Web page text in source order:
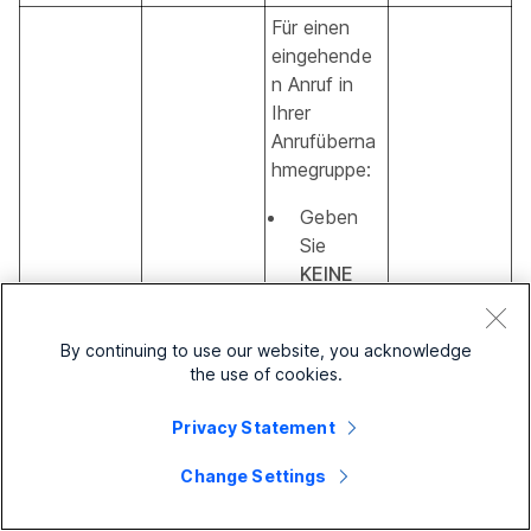
Für einen
eingehende
n Anruf in
Ihrer
Anrufüberna
hmegruppe:
Geben
Sie
KEINE
Benac
hrichtig
ung zu
n.
By continuing to use our website, you acknowledge
the use of cookies.
Privacy Statement
Change Settings